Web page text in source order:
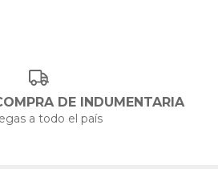
DE INDUMENTARIA
a todo el país